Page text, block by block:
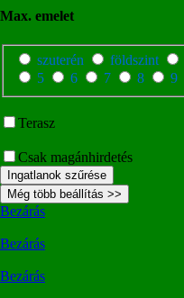
Max. emelet
szuterén földszint
5
6 7 8 9
Terasz
Csak magánhirdetés
Ingatlanok szűrése
Még több beállítás >>
Bezárás
Bezárás
Bezárás